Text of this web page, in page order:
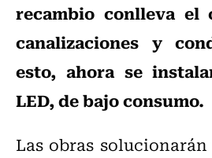
recambio conlleva el
canalizaciones y
esto, ahora se
LED, de bajo consumo.
Las obras